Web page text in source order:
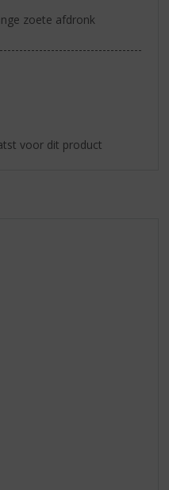
zoete afdronk
voor dit product